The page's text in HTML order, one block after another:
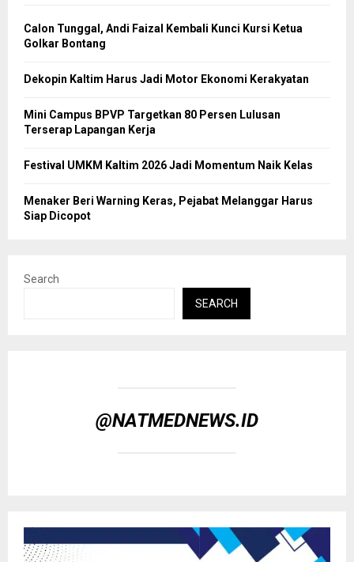
Calon Tunggal, Andi Faizal Kembali Kunci Kursi Ketua
Golkar Bontang
Dekopin Kaltim Harus Jadi Motor Ekonomi Kerakyatan
Mini Campus BPVP Targetkan 80 Persen Lulusan
Terserap Lapangan Kerja
Festival UMKM Kaltim 2026 Jadi Momentum Naik Kelas
Menaker Beri Warning Keras, Pejabat Melanggar Harus
Siap Dicopot
Search
SEARCH
@NATMEDNEWS.ID